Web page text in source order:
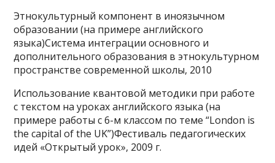
Этнокультурный компонент в иноязычном
образовании (на примере английского
языка)Система интеграции основного и
дополнительного образования в этнокультурном
пространстве современной школы, 2010
Использование квантовой методики при работе
с текстом на уроках английского языка (на
примере работы с 6-м классом по теме “London is
the capital of the UK”)Фестиваль педагогических
идей «Открытый урок», 2009 г.